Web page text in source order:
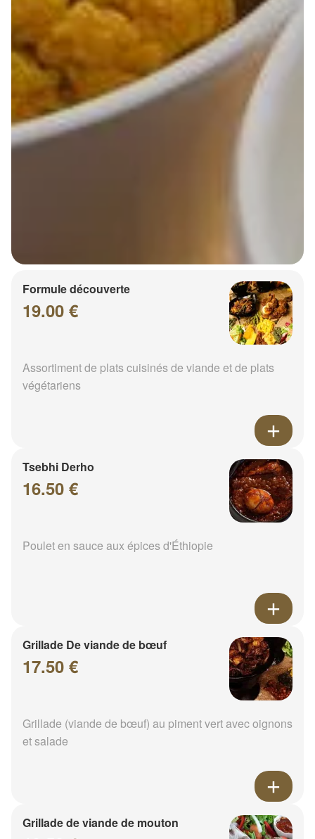
Formule découverte
19.00 €
Assortiment de plats cuisinés de viande et de plats
végétariens
Tsebhi Derho
16.50 €
Poulet en sauce aux épices d'Éthiopie
Grillade De viande de bœuf
17.50 €
Grillade (viande de bœuf) au piment vert avec oignons
et salade
Grillade de viande de mouton